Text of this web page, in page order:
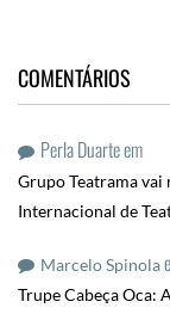
COMENTÁRIOS
Perla Duarteem
Grupo Teatrama vai
Internacional de
Marcelo Spinola
Trupe Cabeça Oca: